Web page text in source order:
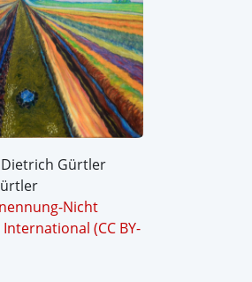
Gürtler
Nicht
(CC BY-